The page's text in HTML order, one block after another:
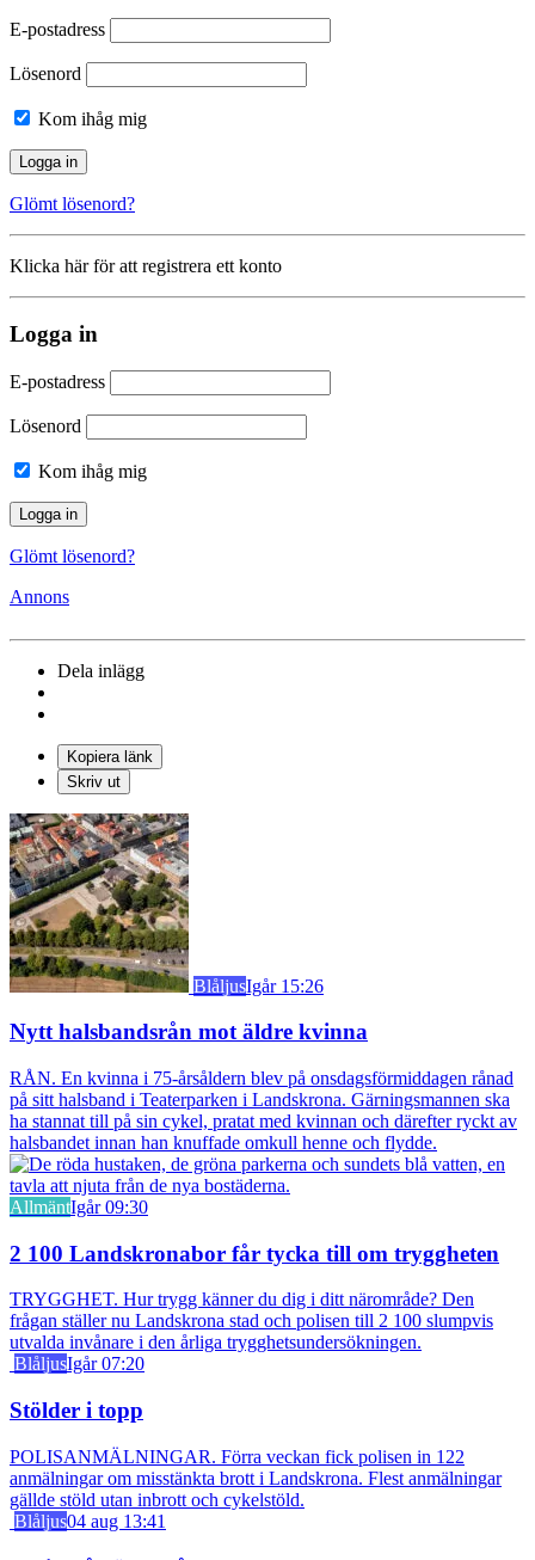
E-postadress
Lösenord
Kom ihåg mig
Glömt lösenord?
Klicka här för att registrera ett konto
Logga in
E-postadress
Lösenord
Kom ihåg mig
Glömt lösenord?
Annons
Dela inlägg
Kopiera länk
Skriv ut
BlåljusIgår 15:26
Nytt halsbandsrån mot äldre kvinna
RÅN. En kvinna i 75-årsåldern blev på onsdagsförmiddagen rånad
på sitt halsband i Teaterparken i Landskrona. Gärningsmannen ska
ha stannat till på sin cykel, pratat med kvinnan och därefter ryckt av
halsbandet innan han knuffade omkull henne och flydde.
AllmäntIgår 09:30
2 100 Landskronabor får tycka till om tryggheten
TRYGGHET. Hur trygg känner du dig i ditt närområde? Den
frågan ställer nu Landskrona stad och polisen till 2 100 slumpvis
utvalda invånare i den årliga trygghetsundersökningen.
BlåljusIgår 07:20
Stölder i topp
POLISANMÄLNINGAR. Förra veckan fick polisen in 122
anmälningar om misstänkta brott i Landskrona. Flest anmälningar
gällde stöld utan inbrott och cykelstöld.
Blåljus04 aug 13:41